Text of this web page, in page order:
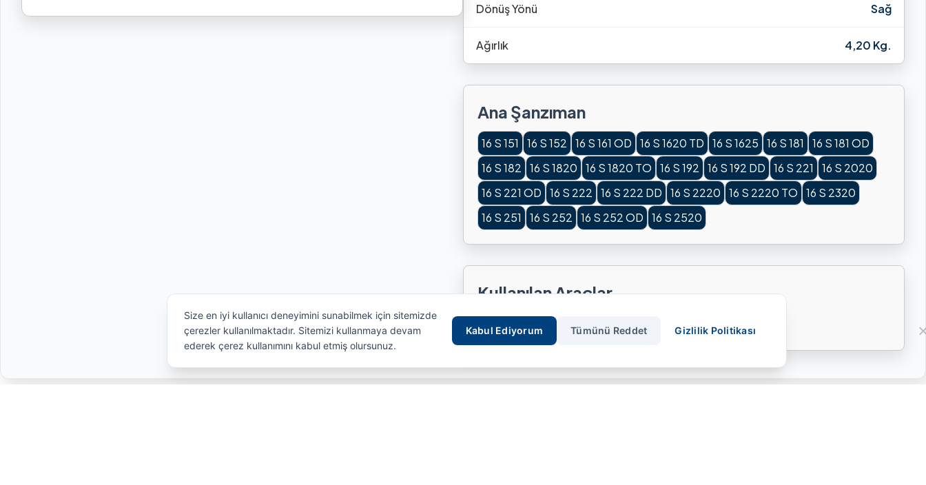
Dönüş Yönü Sağ
Ağırlık 4,20 Kg.
Ana Şanzıman
16 S 151 16 S 152 16 S 161 OD 16 S 1620 TD 16 S 1625 16 S 181
16 S 181 OD
16 S 182
16 S 1820 16 S 1820 TO 16 S 192 16 S 192 DD 16 S 221
16 S 2020
16 S 221 OD
16 S 222 16 S 222 DD 16 S 2220 16 S 2220 TO
16 S 2320
16 S 251
16 S 252 16 S 252 OD 16 S 2520
Kullanılan Araçlar
BMC MAN RENAULT IVECO KAMAZ
Size en iyi kullanıcı deneyimini sunabilmek için sitemizde
çerezler kullanılmaktadır. Sitemizi kullanmaya devam
ederek çerez kullanımını kabul etmiş olursunuz.
Kabul Ediyorum Tümünü Reddet Gizlilik Politikası